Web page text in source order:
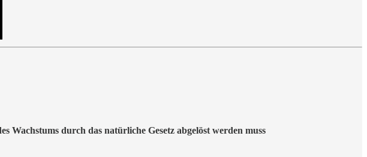
Wachstums durch das natürliche Gesetz abgelöst werden muss